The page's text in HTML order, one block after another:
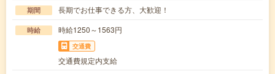
期間 長期でお仕事できる方、大歓迎！
時給 時給1250～1563円
交通費
交通費規定内支給